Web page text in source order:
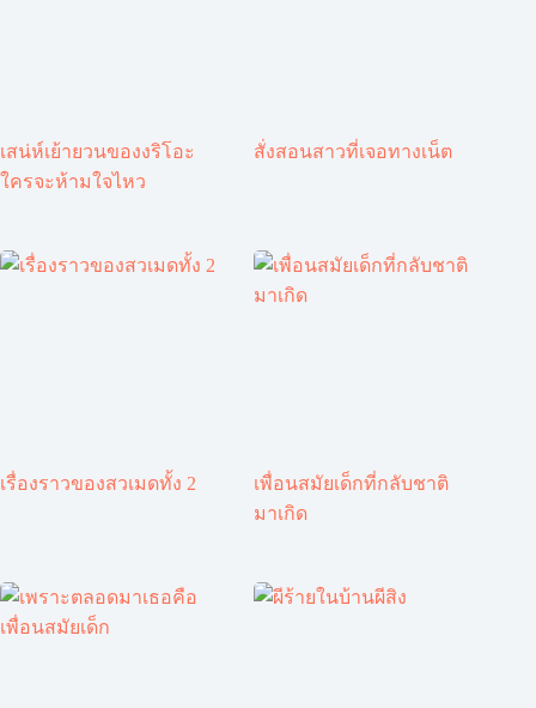
เสน่ห์เย้ายวนของงริโอะ
ใครจะห้ามใจไหว
สั่งสอนสาวที่เจอทางเน็ต
เรื่องราวของสวเมดทั้ง 2
เพื่อนสมัยเด็กที่กลับชาติ
มาเกิด